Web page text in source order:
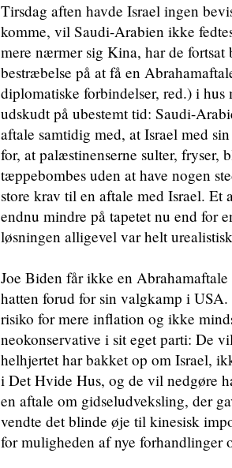
Tirsdag aften havde Israel ingen
komme, vil Saudi-Arabien ikke
mere nærmer sig Kina, har de fortsat
bestræbelse på at få en
diplomatiske forbindelser, red.) i
udskudt på ubestemt tid: Saudi-
aftale samtidig med, at Israel med
for, at palæstinenserne sulter, fryser,
tæppebombes uden at have nogen
store krav til en aftale med Israel. Et
endnu mindre på tapetet nu end for
løsningen alligevel var helt
Joe Biden får ikke en
hatten forud for sin valgkamp i
risiko for mere inflation og ikke
neokonservative i sit eget parti: De
helhjertet har bakket op om Israel,
i Det Hvide Hus, og de vil nedgøre
en aftale om gidseludveksling, der
vendte det blinde øje til kinesisk
for muligheden af nye forhandlinger